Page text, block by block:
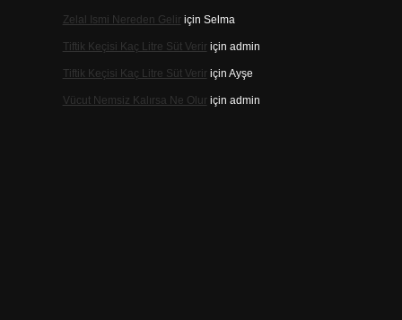
Zelal Ismi Nereden Geliriçin Selma
Tiftik Keçisi Kaç Litre Süt Veririçin admin
Tiftik Keçisi Kaç Litre Süt Veririçin Ayşe
Vücut Nemsiz Kalırsa Ne Oluriçin admin